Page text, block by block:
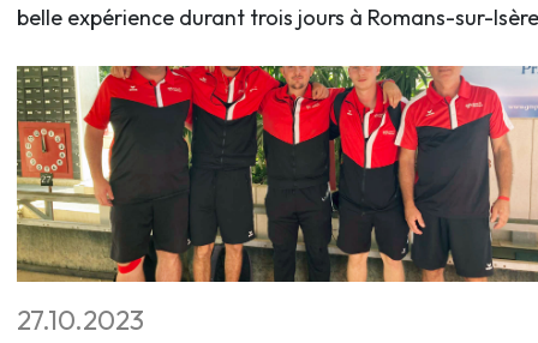
belle expérience durant trois jours à Romans-sur-
27.10.2023